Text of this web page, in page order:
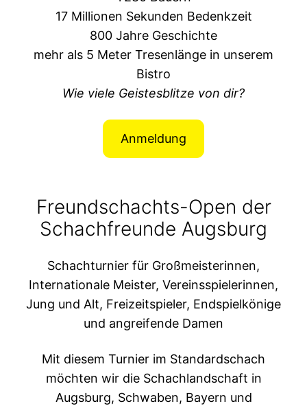
17 Millionen Sekunden Bedenkzeit
800 Jahre Geschichte
mehr als 5 Meter Tresenlänge in unserem
Bistro
Wie viele Geistesblitze von dir?
Anmeldung
Freundschachts-Open der
Schachfreunde Augsburg
Schachturnier für Großmeisterinnen,
Internationale Meister, Vereinsspielerinnen,
Jung und Alt, Freizeitspieler, Endspielkönige
und angreifende Damen
Mit diesem Turnier im Standardschach
möchten wir die Schachlandschaft in
Augsburg, Schwaben, Bayern und